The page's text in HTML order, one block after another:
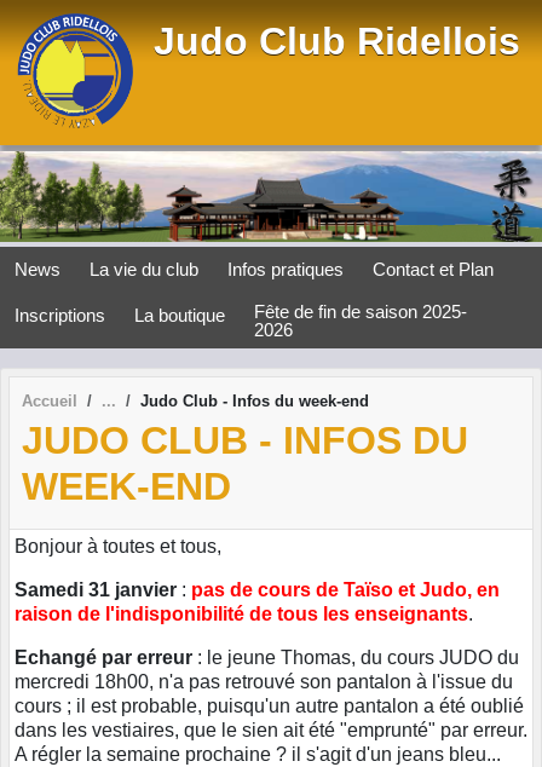
Judo Club Ridellois
News La vie du club Infos pratiques Contact et Plan
Inscriptions La boutique
Fête de fin de saison 2025-
2026
Accueil Judo Club - Infos du week-end
JUDO CLUB - INFOS DU
WEEK-END
Bonjour à toutes et tous,
Samedi 31 janvier : pas de cours de Taïso et Judo, en
raison de l'indisponibilité de tous les enseignants.
Echangé par erreur : le jeune Thomas, du cours JUDO du
mercredi 18h00, n'a pas retrouvé son pantalon à l'issue du
cours ; il est probable, puisqu'un autre pantalon a été oublié
dans les vestiaires, que le sien ait été "emprunté" par erreur.
A régler la semaine prochaine ? il s'agit d'un jeans bleu...
Panneau de gestion des cookies